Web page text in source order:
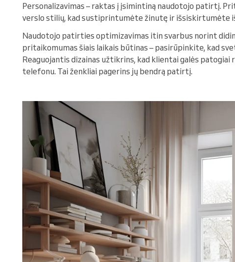
Personalizavimas – raktas į įsimintiną naudotojo patirtį.
verslo stilių, kad sustiprintumėte žinutę ir išsiskirtumėte
Naudotojo patirties optimizavimas itin svarbus norint
pritaikomumas šiais laikais būtinas – pasirūpinkite, kad
Reaguojantis dizainas užtikrins, kad klientai galės
telefonu. Tai ženkliai pagerins jų bendrą patirtį.